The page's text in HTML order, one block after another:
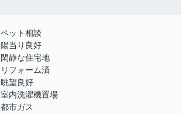
ペット相談
陽当り良好
閑静な住宅地
リフォーム済
眺望良好
室内洗濯機置場
都市ガス